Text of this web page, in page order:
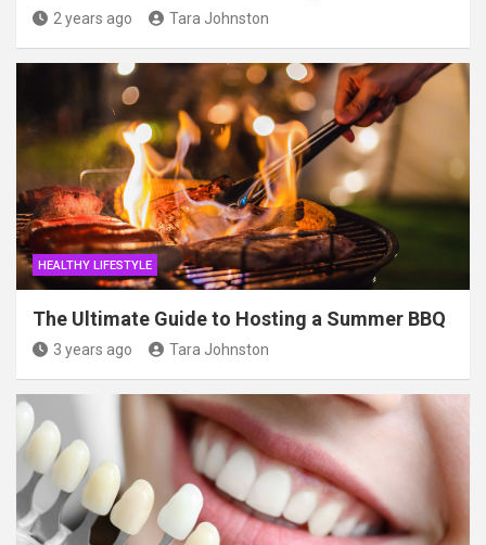
2 years ago Tara Johnston
HEALTHY LIFESTYLE
The Ultimate Guide to Hosting a Summer BBQ
3 years ago Tara Johnston